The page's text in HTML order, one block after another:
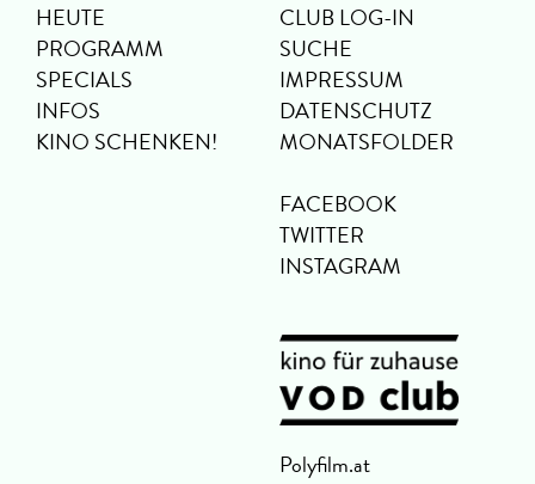
HEUTE
PROGRAMM
SPECIALS
INFOS
KINO SCHENKEN!
CLUB LOG-IN
SUCHE
IMPRESSUM
DATENSCHUTZ
MONATSFOLDER
FACEBOOK
TWITTER
INSTAGRAM
Polyfilm.at